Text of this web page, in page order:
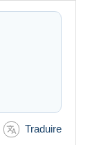
Traduire